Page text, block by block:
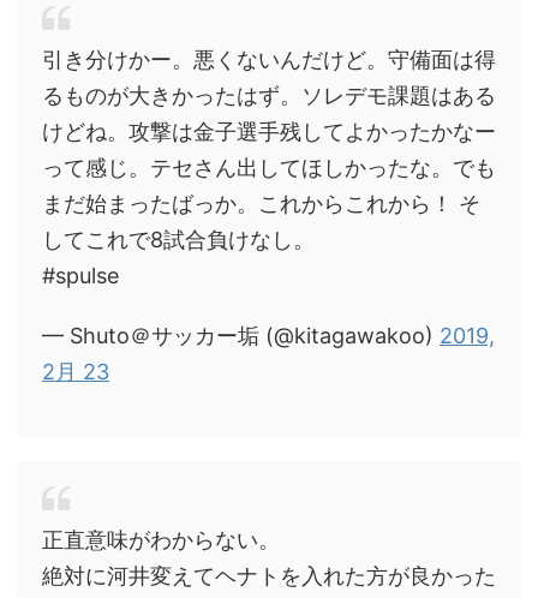
引き分けかー。悪くないんだけど。守備面は得
るものが大きかったはず。ソレデモ課題はある
けどね。攻撃は金子選手残してよかったかなー
って感じ。テセさん出してほしかったな。でも
まだ始まったばっか。これからこれから！ そ
してこれで8試合負けなし。
#spulse
— Shuto＠サッカー垢 (@kitagawakoo) 2019,
2月 23
正直意味がわからない。
絶対に河井変えてヘナトを入れた方が良かった